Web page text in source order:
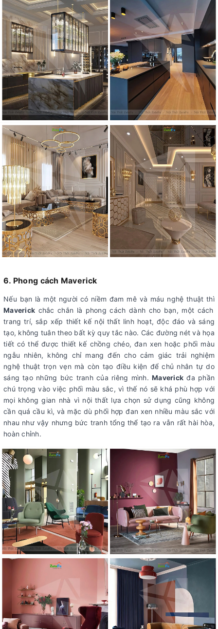
6. Phong cách Maverick
Nếu bạn là một người có niềm đam mê và máu nghệ thuật thì
Maverick chắc chắn là phong cách dành cho bạn, một cách
trang trí, sắp xếp thiết kế nội thất linh hoạt, độc đáo và sáng
tạo, không tuân theo bất kỳ quy tắc nào. Các đường nét và họa
tiết có thể được thiết kế chồng chéo, đan xen hoặc phối màu
ngẫu nhiên, không chỉ mang đến cho cảm giác trải nghiệm
nghệ thuật trọn vẹn mà còn tạo điều kiện để chủ nhân tự do
sáng tạo những bức tranh của riêng mình.Maverick đa phần
chú trọng vào việc phối màu sắc, vì thế nó sẽ khá phù hợp với
mọi không gian nhà vì nội thất lựa chọn sử dụng cũng không
cần quá cầu kì, và mặc dù phối hợp đan xen nhiều màu sắc với
nhau như vậy nhưng bức tranh tổng thể tạo ra vẫn rất hài hòa,
hoàn chỉnh.